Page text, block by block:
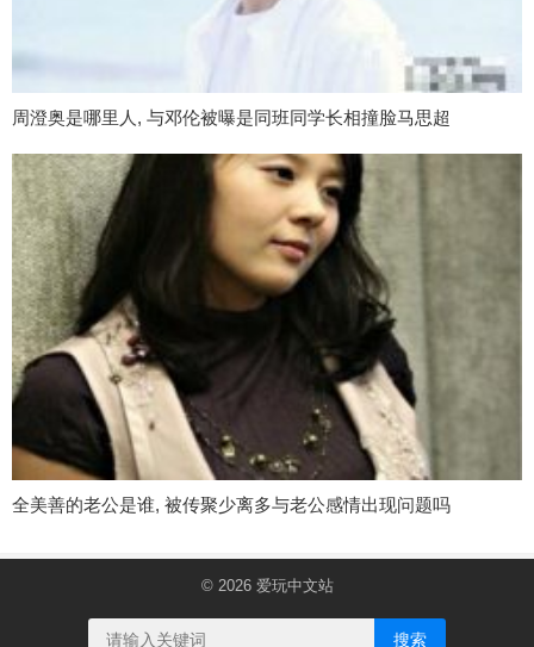
周澄奥是哪里人, 与邓伦被曝是同班同学长相撞脸马思超
全美善的老公是谁, 被传聚少离多与老公感情出现问题吗
© 2026 爱玩中文站
搜索